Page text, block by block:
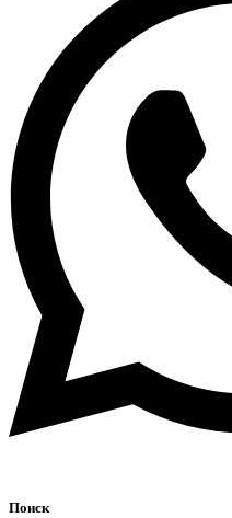
Поиск